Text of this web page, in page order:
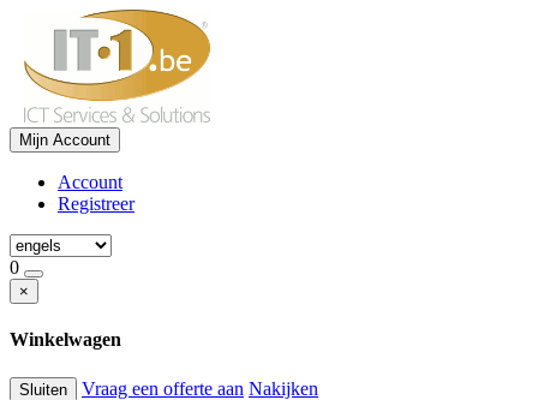
Mijn Account
Account
Registreer
0
×
Winkelwagen
Sluiten Vraag een offerte aan Nakijken